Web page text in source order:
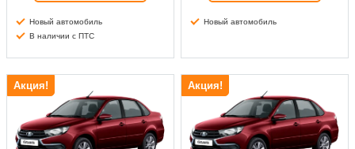
Новый автомобиль
В наличии с ПТС
Новый автомобиль
Акция! Акция!